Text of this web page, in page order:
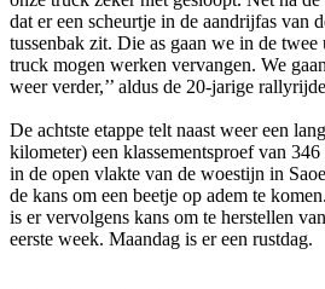
dat er een scheurtje in de aandrijfas van
tussenbak zit. Die as gaan we in de twee
truck mogen werken vervangen. We
weer verder,’’ aldus de 20-jarige
De achtste etappe telt naast weer een
kilometer) een klassementsproef van
in de open vlakte van de woestijn in
de kans om een beetje op adem te
is er vervolgens kans om te herstellen
eerste week. Maandag is er een rustdag.